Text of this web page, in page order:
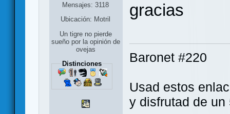
Mensajes: 3118
Ubicación: Motril
Un tigre no pierde
sueño por la opinión de
ovejas
Distinciones
gracias
Baronet #220
Usad estos
y disfrutad de un